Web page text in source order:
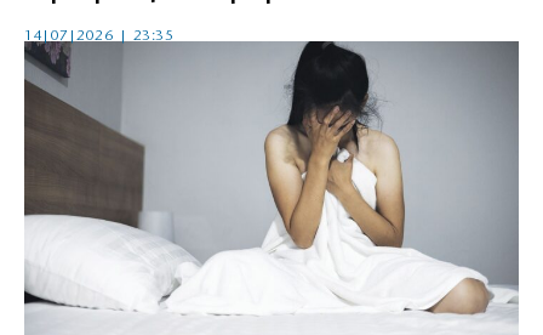
14|07|2026 | 23:35